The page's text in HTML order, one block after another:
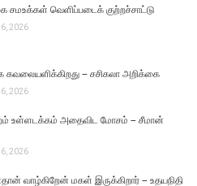
சமஉக்கள் வெளிப்படைக் குற்றச்சாட்டு
6, 2026
கவலையளிக்கிறது – சசிகலா அறிக்கை
6, 2026
உள்ளடக்கம் அதைவிட மோசம் – சீமான்
6, 2026
வாழ்கிறேன் மகள் இருக்கிறார் – உதயநிதி